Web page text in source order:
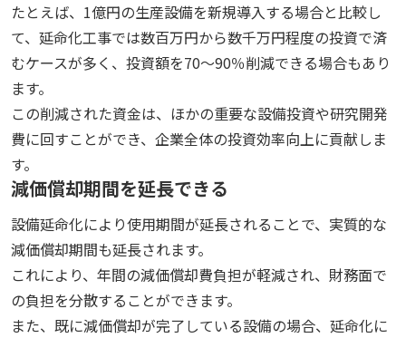
たとえば、1億円の生産設備を新規導入する場合と比較し
て、延命化工事では数百万円から数千万円程度の投資で済
むケースが多く、投資額を70～90％削減できる場合もあり
ます。
この削減された資金は、ほかの重要な設備投資や研究開発
費に回すことができ、企業全体の投資効率向上に貢献しま
す。
減価償却期間を延長できる
設備延命化により使用期間が延長されることで、実質的な
減価償却期間も延長されます。
これにより、年間の減価償却費負担が軽減され、財務面で
の負担を分散することができます。
また、既に減価償却が完了している設備の場合、延命化に